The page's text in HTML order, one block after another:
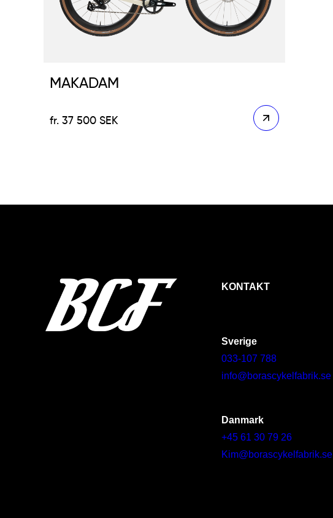
MAKADAM
37 500SEK
KONTAKT
Sverige
033-107 788
info@borascykelfabrik.se
Danmark
+45 61 30 79 26
Kim@borascykelfabrik.se